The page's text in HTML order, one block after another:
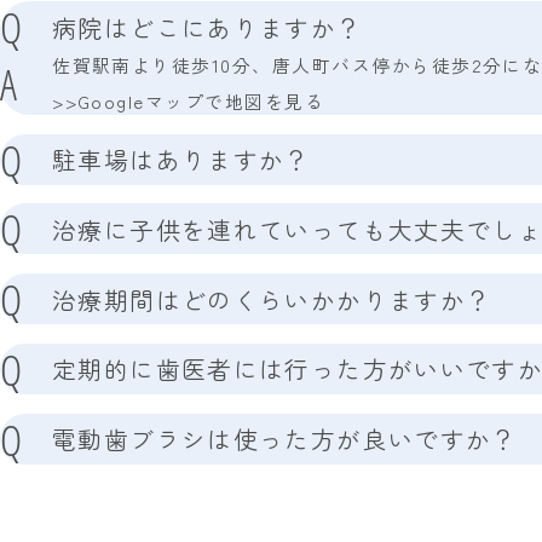
Q 病院はどこにありますか？
A
佐賀駅南より徒歩10分、唐人町バス停から徒歩2分にな
>>Googleマップで地図を見る
Q 駐車場はありますか？
A
Q 治療に子供を連れていっても大丈夫でし
A
Q 治療期間はどのくらいかかりますか？
A
的な診療をご希望の方はお申し出ください。対応いた
Q 定期的に歯医者には行った方がいいです
A
院での検診やメインテナンスを受けることで、虫歯や
Q 電動歯ブラシは使った方が良いですか？